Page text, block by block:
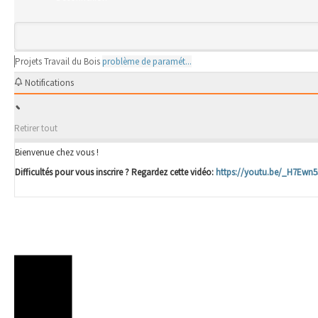
ProjetsTravail du Boisproblème de paramét...
Notifications
Retirer tout
Bienvenue chez vous !
Difficultés pour vous inscrire ? Regardez cette vidéo: https://youtu.be/